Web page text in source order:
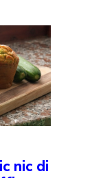
nic di